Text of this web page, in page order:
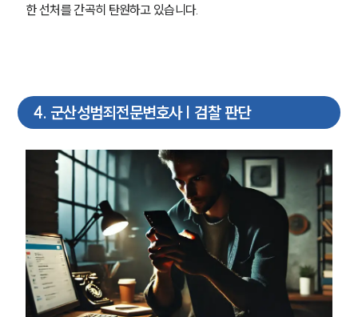
한 선처를 간곡히 탄원하고 있습니다.
4. 군산성범죄전문변호사 | 검찰 판단